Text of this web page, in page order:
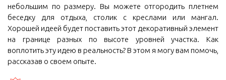
небольшим по размеру. Вы можете отгородить плетнем
беседку для отдыха, столик с креслами или мангал.
Хорошей идеей будет поставить этот декоративный элемент
на границе разных по высоте уровней участка. Как
воплотить эту идею в реальность? В этом я могу вам помочь,
рассказав о своем опыте.